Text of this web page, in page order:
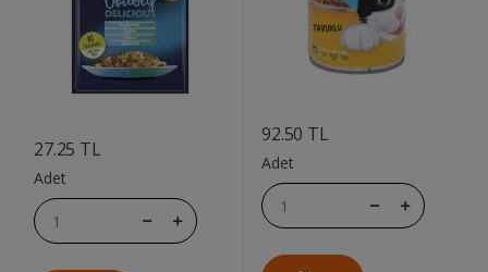
27.25 TL
Adet
92.50 TL
Adet